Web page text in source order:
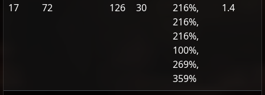
17 72 126 30
216%,
216%,
216%,
100%,
269%,
359%
1.4